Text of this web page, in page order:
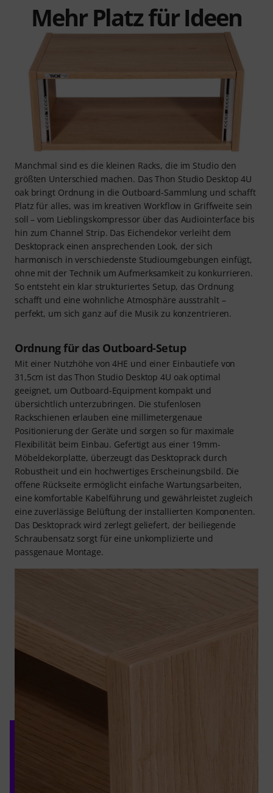
Mehr Platz für Ideen
Manchmal sind es die kleinen Racks, die im Studio den
größten Unterschied machen. Das Thon Studio Desktop 4U
oak bringt Ordnung in die Outboard-Sammlung und schafft
Platz für alles, was im kreativen Workflow in Griffweite sein
soll – vom Lieblingskompressor über das Audiointerface bis
hin zum Channel Strip. Das Eichendekor verleiht dem
Desktoprack einen ansprechenden Look, der sich
harmonisch in verschiedenste Studioumgebungen einfügt,
ohne mit der Technik um Aufmerksamkeit zu konkurrieren.
So entsteht ein klar strukturiertes Setup, das Ordnung
schafft und eine wohnliche Atmosphäre ausstrahlt –
perfekt, um sich ganz auf die Musik zu konzentrieren.
Ordnung für das Outboard-Setup
Mit einer Nutzhöhe von 4HE und einer Einbautiefe von
31,5cm ist das Thon Studio Desktop 4U oak optimal
geeignet, um Outboard-Equipment kompakt und
übersichtlich unterzubringen. Die stufenlosen
Rackschienen erlauben eine millimetergenaue
Positionierung der Geräte und sorgen so für maximale
Flexibilität beim Einbau. Gefertigt aus einer 19mm-
Möbeldekorplatte, überzeugt das Desktoprack durch
Robustheit und ein hochwertiges Erscheinungsbild. Die
offene Rückseite ermöglicht einfache Wartungsarbeiten,
eine komfortable Kabelführung und gewährleistet zugleich
eine zuverlässige Belüftung der installierten Komponenten.
Das Desktoprack wird zerlegt geliefert, der beiliegende
Schraubensatz sorgt für eine unkomplizierte und
passgenaue Montage.